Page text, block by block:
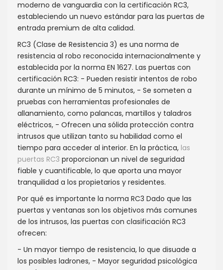
moderno de vanguardia con la certificación RC3,
estableciendo un nuevo estándar para las puertas de
entrada premium de alta calidad.
RC3 (Clase de Resistencia 3) es una norma de
resistencia al robo reconocida internacionalmente y
establecida por la norma EN 1627. Las puertas con
certificación RC3: - Pueden resistir intentos de robo
durante un mínimo de 5 minutos, - Se someten a
pruebas con herramientas profesionales de
allanamiento, como palancas, martillos y taladros
eléctricos, - Ofrecen una sólida protección contra
intrusos que utilizan tanto su habilidad como el
tiempo para acceder al interior. En la práctica, las
puertas RC3 proporcionan un nivel de seguridad
fiable y cuantificable, lo que aporta una mayor
tranquilidad a los propietarios y residentes.
Por qué es importante la norma RC3 Dado que las
puertas y ventanas son los objetivos más comunes
de los intrusos, las puertas con clasificación RC3
ofrecen:
- Un mayor tiempo de resistencia, lo que disuade a
los posibles ladrones, - Mayor seguridad psicológica